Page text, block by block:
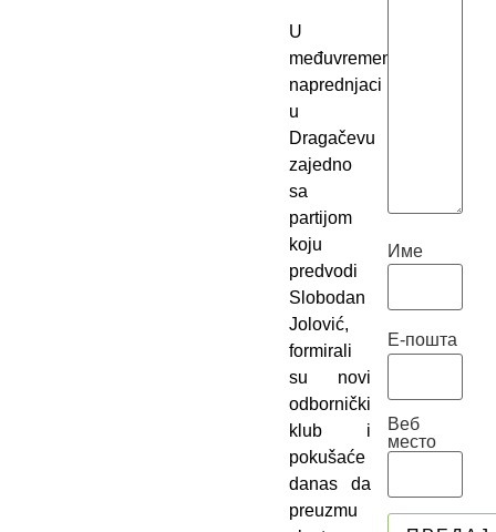
U
međuvremenu,
naprednjaci
u
Dragačevu
zajedno
sa
partijom
koju
predvodi
Slobodan
Jolović,
formirali
su novi
odbornički
klub i
pokušaće
danas da
preuzmu
Име
Е-пошта
Веб
место